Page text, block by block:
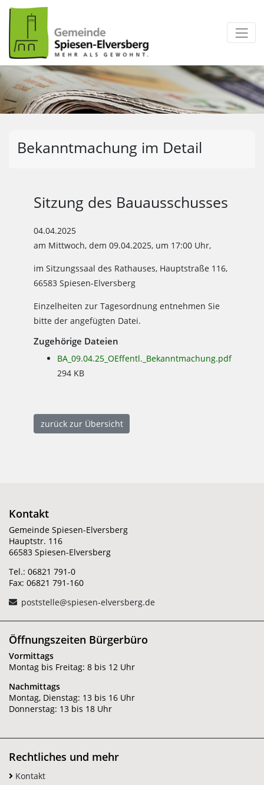
zum Inhalt
Bekanntmachung im Detail
Sitzung des Bauausschusses
04.04.2025
am Mittwoch, dem 09.04.2025, um 17:00 Uhr,
im Sitzungssaal des Rathauses, Hauptstraße 116,
66583 Spiesen-Elversberg
Einzelheiten zur Tagesordnung entnehmen Sie
bitte der angefügten Datei.
Zugehörige Dateien
BA_09.04.25_OEffentl._Bekanntmachung.pdf
294 KB
zurück zur Übersicht
Kontakt
Gemeinde Spiesen-Elversberg
Hauptstr. 116
66583 Spiesen-Elversberg
Tel.: 06821 791-0
Fax: 06821 791-160
poststelle@spiesen-elversberg.de
Öffnungszeiten Bürgerbüro
Vormittags
Montag bis Freitag: 8 bis 12 Uhr
Nachmittags
Montag, Dienstag: 13 bis 16 Uhr
Donnerstag: 13 bis 18 Uhr
Rechtliches und mehr
Kontakt